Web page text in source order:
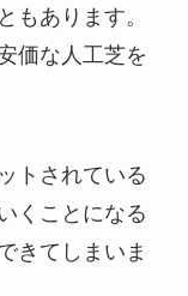
もあります。
価な人工芝を
トされている
くことになる
きてしまいま